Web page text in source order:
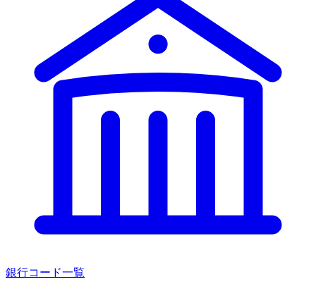
銀行コード一覧